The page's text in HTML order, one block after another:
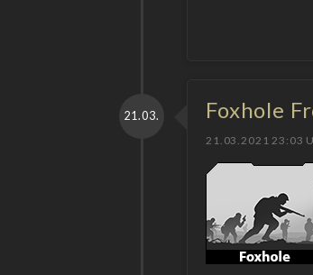
21.03. Foxhole
21.03.2021 23:03